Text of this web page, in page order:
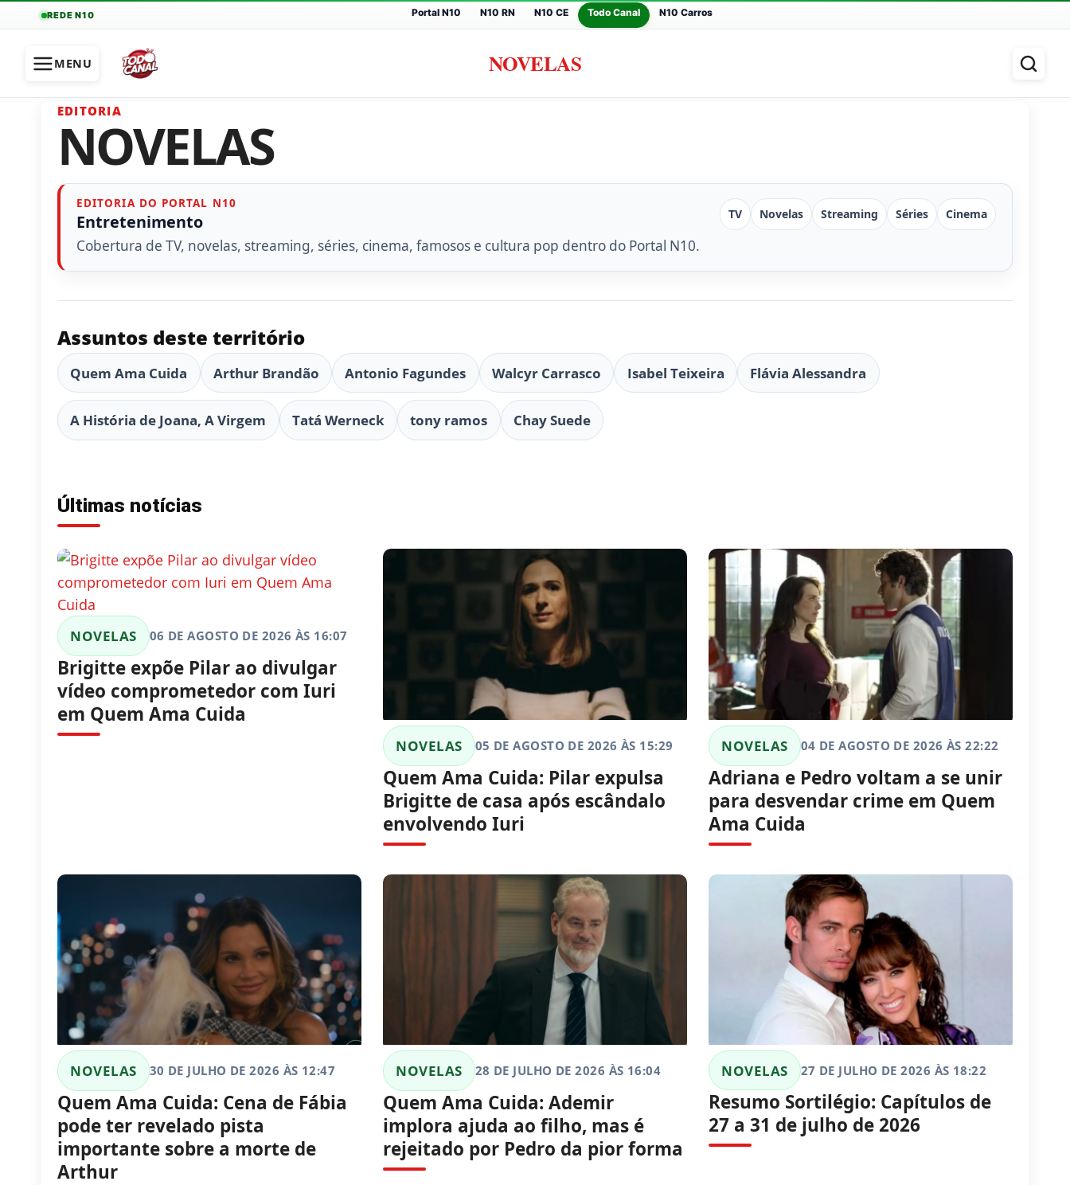
REDE N10 Portal N10 N10 RN N10 CE Todo Canal N10 Carros
MENU NOVELAS
EDITORIA
NOVELAS
EDITORIA DO PORTAL N10
Entretenimento
Cobertura de TV, novelas, streaming, séries, cinema, famosos e cultura pop dentro do Portal N10.
TV Novelas Streaming Séries Cinema
Assuntos deste território
Quem Ama Cuida Arthur Brandão Antonio Fagundes Walcyr Carrasco Isabel Teixeira Flávia Alessandra
A História de Joana, A Virgem Tatá Werneck tony ramos Chay Suede
Últimas notícias
NOVELAS 06 DE AGOSTO DE 2026 ÀS 16:07
Brigitte expõe Pilar ao divulgar
vídeo comprometedor com Iuri
em Quem Ama Cuida
NOVELAS 05 DE AGOSTO DE 2026 ÀS 15:29
Quem Ama Cuida: Pilar expulsa
Brigitte de casa após escândalo
envolvendo Iuri
NOVELAS 04 DE AGOSTO DE 2026 ÀS 22:22
Adriana e Pedro voltam a se unir
para desvendar crime em Quem
Ama Cuida
NOVELAS 30 DE JULHO DE 2026 ÀS 12:47
Quem Ama Cuida: Cena de Fábia
pode ter revelado pista
importante sobre a morte de
Arthur
NOVELAS 28 DE JULHO DE 2026 ÀS 16:04
Quem Ama Cuida: Ademir
implora ajuda ao filho, mas é
rejeitado por Pedro da pior forma
NOVELAS 27 DE JULHO DE 2026 ÀS 18:22
Resumo Sortilégio: Capítulos de
27 a 31 de julho de 2026